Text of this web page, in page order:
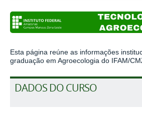
Esta página reúne as informações
graduação em Agroecologia do IFAM/
DADOS DO CURSO